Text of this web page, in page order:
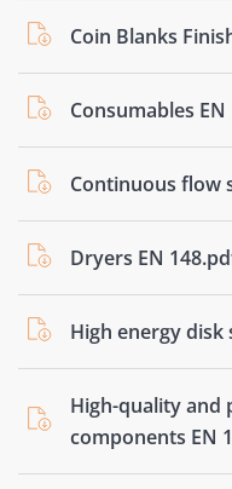
Coin Blanks
Consumables
Continuous flow
Dryers EN
High energy disk
High-quality and
components EN